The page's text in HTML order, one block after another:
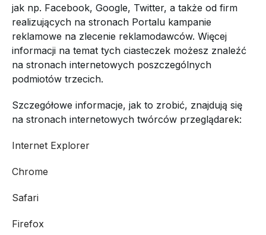
jak np. Facebook, Google, Twitter, a także od firm
realizujących na stronach Portalu kampanie
reklamowe na zlecenie reklamodawców. Więcej
informacji na temat tych ciasteczek możesz znaleźć
na stronach internetowych poszczególnych
podmiotów trzecich.
Szczegółowe informacje, jak to zrobić, znajdują się
na stronach internetowych twórców przeglądarek:
Internet Explorer
Chrome
Safari
Firefox